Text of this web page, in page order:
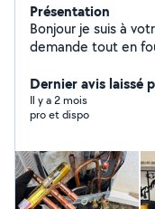
Présentation
Bonjour je suis à
demande tout en
Dernier avis laissé
Il y a 2 mois
pro et dispo